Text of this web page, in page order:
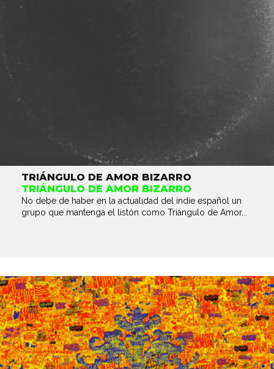
TRIÁNGULO DE AMOR BIZARRO
TRIÁNGULO DE AMOR BIZARRO
No debe de haber en la actualidad del indie español un
grupo que mantenga el listón como Triángulo de Amor...